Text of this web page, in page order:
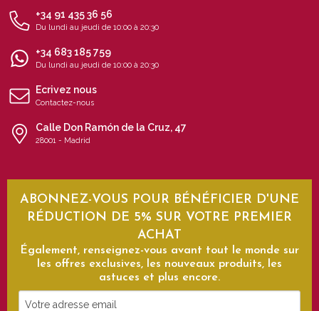
+34 91 435 36 56
Du lundi au jeudi de 10:00 à 20:30
+34 683 185 759
Du lundi au jeudi de 10:00 à 20:30
Ecrivez nous
Contactez-nous
Calle Don Ramón de la Cruz, 47
28001 - Madrid
ABONNEZ-VOUS POUR BÉNÉFICIER D'UNE
RÉDUCTION DE 5% SUR VOTRE PREMIER
ACHAT
Également, renseignez-vous avant tout le monde sur
les offres exclusives, les nouveaux produits, les
astuces et plus encore.
Votre